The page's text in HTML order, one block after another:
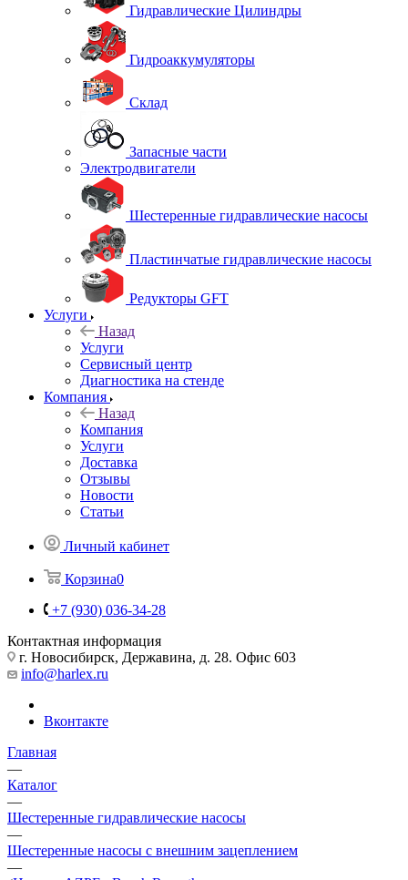
Гидравлические Цилиндры
Гидроаккумуляторы
Склад
Запасные части
Электродвигатели
Шестеренные гидравлические насосы
Пластинчатые гидравлические насосы
Редукторы GFT
Услуги
Назад
Услуги
Сервисный центр
Диагностика на стенде
Компания
Назад
Компания
Услуги
Доставка
Отзывы
Новости
Статьи
Личный кабинет
Корзина0
+7 (930) 036-34-28
Контактная информация
г. Новосибирск, Державина, д. 28. Офис 603
info@harlex.ru
Вконтакте
Главная
—
Каталог
—
Шестеренные гидравлические насосы
—
Шестеренные насосы с внешним зацеплением
—